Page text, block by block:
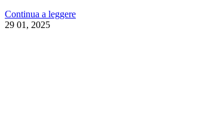
Continua a leggere
29 01, 2025